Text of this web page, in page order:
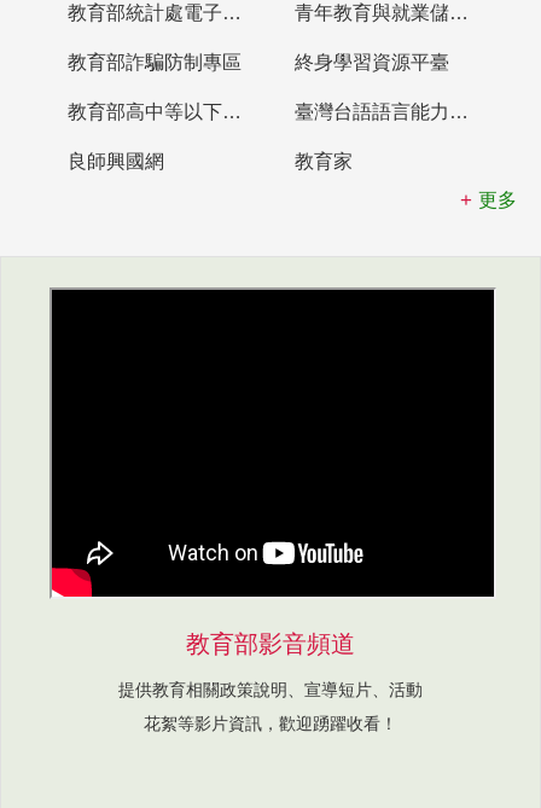
教育部統計處電子書櫃 青年教育與就業儲蓄帳戶
教育部詐騙防制專區 終身學習資源平臺
教育部高中等以下學校及幼兒園教師資格檢定考試 臺灣台語語言能力認證網站
良師興國網
教育家
更多
教育部影音頻道
提供教育相關政策說明、宣導短片、活動
花絮等影片資訊，歡迎踴躍收看！